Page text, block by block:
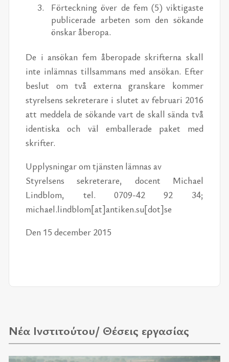
Förteckning över de fem (5) viktigaste
publicerade arbeten som den sökande
önskar åberopa.
De i ansökan fem åberopade skrifterna skall
inte inlämnas tillsammans med ansökan. Efter
beslut om två externa granskare kommer
styrelsens sekreterare i slutet av februari 2016
att meddela de sökande vart de skall sända två
identiska och väl emballerade paket med
skrifter.
Upplysningar om tjänsten lämnas av
Styrelsens sekreterare, docent Michael
Lindblom, tel. 0709-42 92 34;
michael.lindblom[at]antiken.su[dot]se
Den 15 december 2015
Νέα Ινστιτούτου/ Θέσεις εργασίας